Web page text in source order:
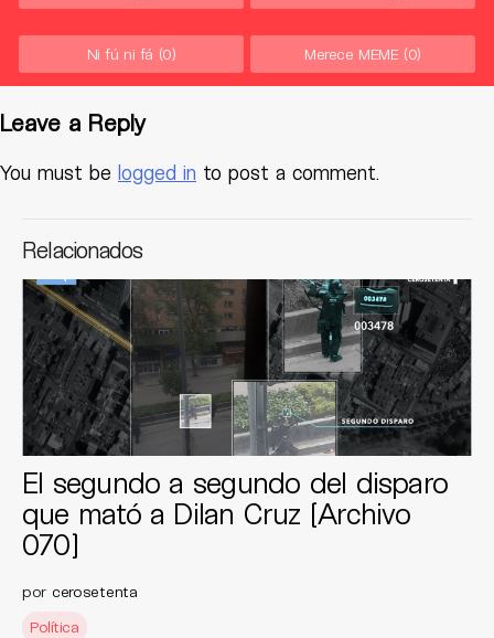
Ni fú ni fá (0) Merece MEME (0)
Leave a Reply
You must be logged in to post a comment.
Relacionados
El segundo a segundo del disparo
que mató a Dilan Cruz [Archivo
070]
por cerosetenta
Política